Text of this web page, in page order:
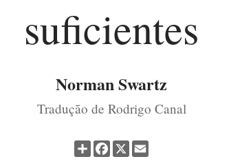
suficientes
Norman Swartz
Tradução de Rodrigo Canal
Partilhar
Facebook
X